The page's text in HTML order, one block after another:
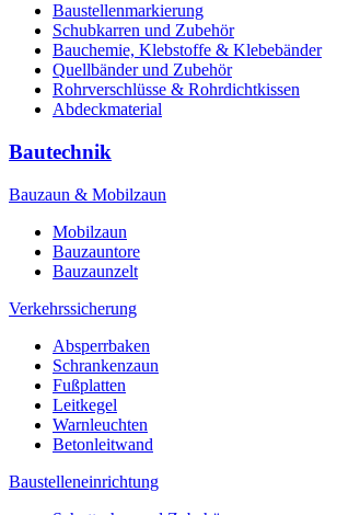
Baustellenmarkierung
Schubkarren und Zubehör
Bauchemie, Klebstoffe & Klebebänder
Quellbänder und Zubehör
Rohrverschlüsse & Rohrdichtkissen
Abdeckmaterial
Bautechnik
Bauzaun & Mobilzaun
Mobilzaun
Bauzauntore
Bauzaunzelt
Verkehrssicherung
Absperrbaken
Schrankenzaun
Fußplatten
Leitkegel
Warnleuchten
Betonleitwand
Baustelleneinrichtung